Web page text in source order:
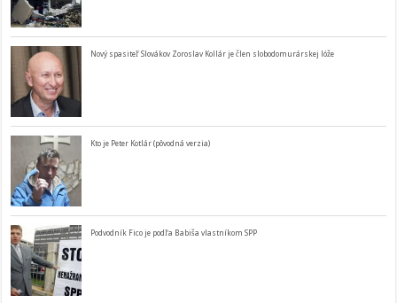
Nový spasiteľ Slovákov Zoroslav Kollár je člen slobodomurárskej lóže
Kto je Peter Kotlár (pôvodná verzia)
Podvodník Fico je podľa Babiša vlastníkom SPP